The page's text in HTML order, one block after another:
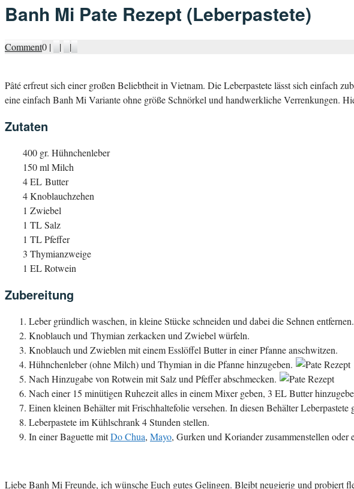
Banh Mi Pate Rezept (Leberpastete)
Comment0 | | |
Pâté erfreut sich einer großen Beliebtheit in Vietnam. Die Leberpastete lässt sich einfach
eine einfach Banh Mi Variante ohne größe Schnörkel und handwerkliche Verrenkungen.
Zutaten
400 gr. Hühnchenleber
150 ml Milch
4 EL Butter
4 Knoblauchzehen
1 Zwiebel
1 TL Salz
1 TL Pfeffer
3 Thymianzweige
1 EL Rotwein
Zubereitung
Leber gründlich waschen, in kleine Stücke schneiden und dabei die Sehnen
Knoblauch und Thymian zerkacken und Zwiebel würfeln.
Knoblauch und Zwieblen mit einem Esslöffel Butter in einer Pfanne anschwitzen.
Hühnchenleber (ohne Milch) und Thymian in die Pfanne hinzugeben.
Nach Hinzugabe von Rotwein mit Salz und Pfeffer abschmecken.
Nach einer 15 minütigen Ruhezeit alles in einem Mixer geben, 3 EL Butter
Einen kleinen Behälter mit Frischhaltefolie versehen. In diesen Behälter Leberpastete
Leberpastete im Kühlschrank 4 Stunden stellen.
In einer Baguette mitDo Chua, Mayo, Gurken und Koriander zusammenstellen oder
Liebe Banh Mi Freunde, ich wünsche Euch gutes Gelingen. Bleibt neugierig und probiert